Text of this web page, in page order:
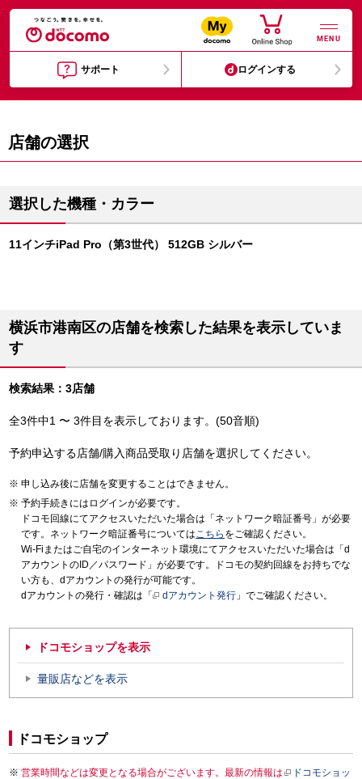
MENU
サポート ログインする
店舗の選択
選択した機種・カラー
11インチiPad Pro（第3世代） 512GB シルバー
横浜市港南区の店舗を検索した結果を表示していま
す
検索結果：3店舗
全3件中1 〜 3件目を表示しております。(50音順)
予約申込する店舗/購入商品受取り店舗を選択してください。
申し込み後に店舗を変更することはできません。
予約手続きにはログインが必要です。
ドコモ回線にてアクセスいただいた場合は「ネットワーク暗証番号」が必要
です。ネットワーク暗証番号についてはこちら をご確認ください。
Wi-Fiまたはご自宅のインターネット環境にてアクセスいただいた場合は「d
アカウントのID／パスワード」が必要です。ドコモの契約回線をお持ちでな
い方も、dアカウントの発行が可能です。
dアカウントの発行・確認は「
dアカウント発行 」でご確認ください。
ドコモショップを表示
量販店などを表示
ドコモショップ
営業時間などは変更となる場合がございます。最新の情報は
ドコモショッ